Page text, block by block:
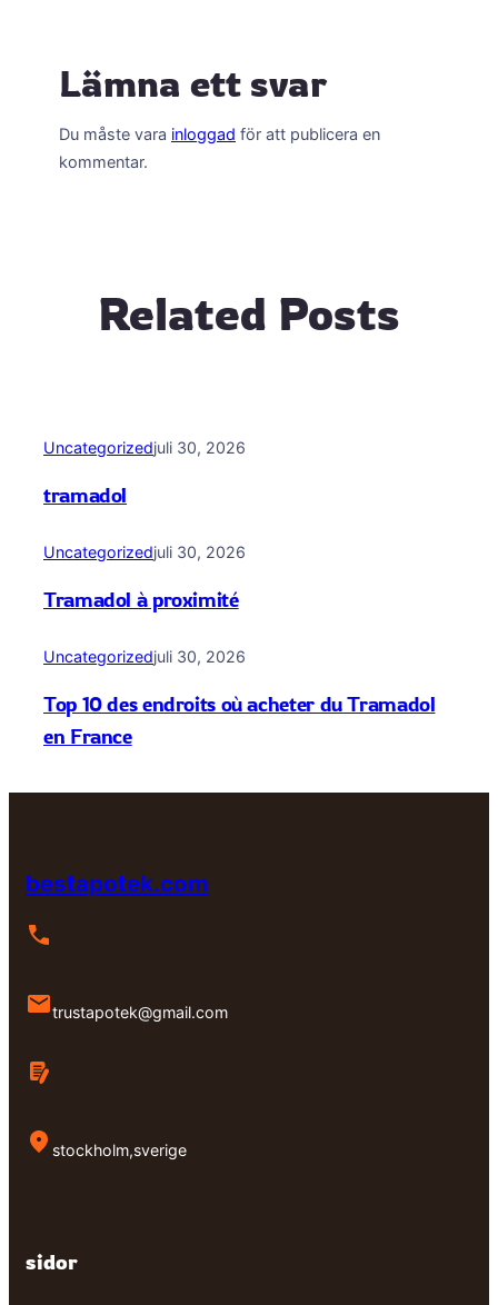
Lämna ett svar
Du måste vara inloggad för att publicera en
kommentar.
Related Posts
Uncategorizedjuli 30, 2026
tramadol
Uncategorizedjuli 30, 2026
Tramadol à proximité
Uncategorizedjuli 30, 2026
Top 10 des endroits où acheter du Tramadol
en France
bestapotek.com
trustapotek@gmail.com
stockholm,sverige
sidor